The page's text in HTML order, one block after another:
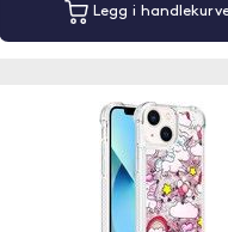
Legg i